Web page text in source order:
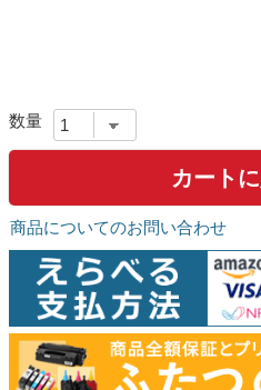
カート
商品についてのお問い合わせ